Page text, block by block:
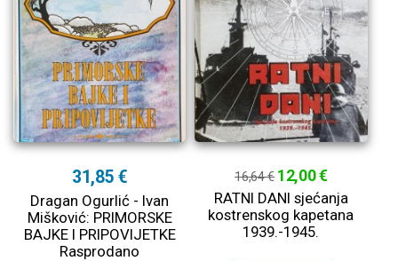
31,85 €
Dragan Ogurlić - Ivan
Mišković: PRIMORSKE
BAJKE I PRIPOVIJETKE
Rasprodano
16,64 € 12,00 €
RATNI DANI sjećanja
kostrenskog kapetana
1939.-1945.